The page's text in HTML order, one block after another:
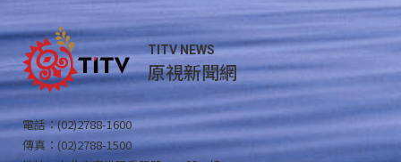
TITV NEWS
原視新聞網
電話：(02)2788-1600
傳真：(02)2788-1500